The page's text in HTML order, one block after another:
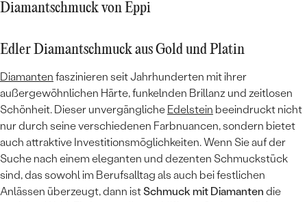
Diamantschmuck von Eppi
Edler Diamantschmuck aus Gold und Platin
Diamanten faszinieren seit Jahrhunderten mit ihrer
außergewöhnlichen Härte, funkelnden Brillanz und zeitlosen
Schönheit. Dieser unvergängliche Edelstein beeindruckt nicht
nur durch seine verschiedenen Farbnuancen, sondern bietet
auch attraktive Investitionsmöglichkeiten. Wenn Sie auf der
Suche nach einem eleganten und dezenten Schmuckstück
sind, das sowohl im Berufsalltag als auch bei festlichen
Anlässen überzeugt, dann istSchmuck mit Diamanten die